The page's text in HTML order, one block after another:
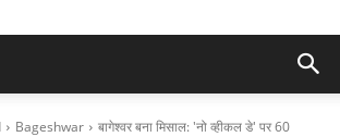
Bageshwar
बागेश्वर बना मिसाल: 'नो व्हीकल डे' पर 60